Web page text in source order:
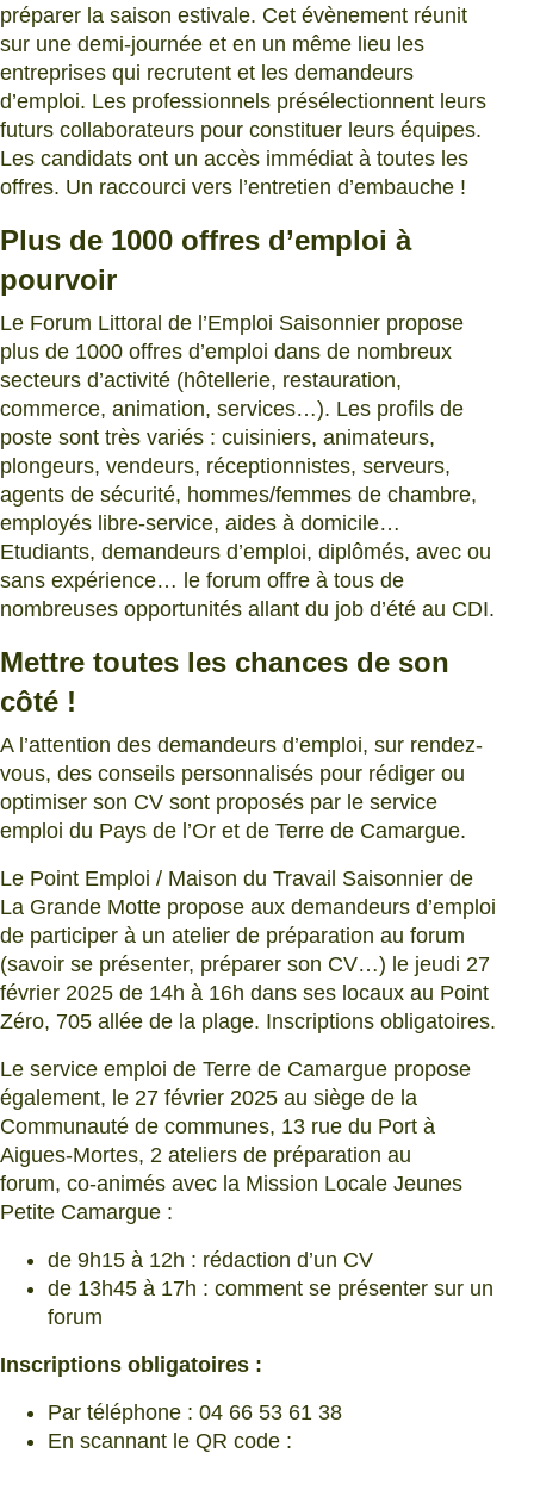
préparer la saison estivale. Cet évènement réunit
sur une demi-journée et en un même lieu les
entreprises qui recrutent et les demandeurs
d’emploi. Les professionnels présélectionnent leurs
futurs collaborateurs pour constituer leurs équipes.
Les candidats ont un accès immédiat à toutes les
offres. Un raccourci vers l’entretien d’embauche !
Plus de 1000 offres d’emploi à
pourvoir
Le Forum Littoral de l’Emploi Saisonnier propose
plus de 1000 offres d’emploi dans de nombreux
secteurs d’activité (hôtellerie, restauration,
commerce, animation, services…). Les profils de
poste sont très variés : cuisiniers, animateurs,
plongeurs, vendeurs, réceptionnistes, serveurs,
agents de sécurité, hommes/femmes de chambre,
employés libre-service, aides à domicile…
Etudiants, demandeurs d’emploi, diplômés, avec ou
sans expérience… le forum offre à tous de
nombreuses opportunités allant du job d’été au CDI.
Mettre toutes les chances de son
côté !
A l’attention des demandeurs d’emploi, sur rendez-
vous, des conseils personnalisés pour rédiger ou
optimiser son CV sont proposés par le service
emploi du Pays de l’Or et de Terre de Camargue.
Le Point Emploi / Maison du Travail Saisonnier de
La Grande Motte propose aux demandeurs d’emploi
de participer à un atelier de préparation au forum
(savoir se présenter, préparer son CV…) le jeudi 27
février 2025 de 14h à 16h dans ses locaux au Point
Zéro, 705 allée de la plage. Inscriptions obligatoires.
Le service emploi de Terre de Camargue propose
également, le 27 février 2025 au siège de la
Communauté de communes, 13 rue du Port à
Aigues-Mortes, 2 ateliers de préparation au
forum, co-animés avec la Mission Locale Jeunes
Petite Camargue :
de 9h15 à 12h : rédaction d’un CV
de 13h45 à 17h : comment se présenter sur un
forum
Inscriptions obligatoires :
Par téléphone : 04 66 53 61 38
En scannant le QR code :